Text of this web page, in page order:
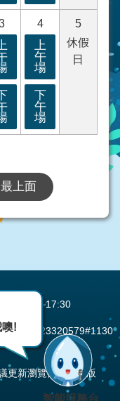
4
上
午
場
下
午
場
5
休假
日
上面
：(04)23320579#1130
更新瀏覽器至以下版
!
智能服務台